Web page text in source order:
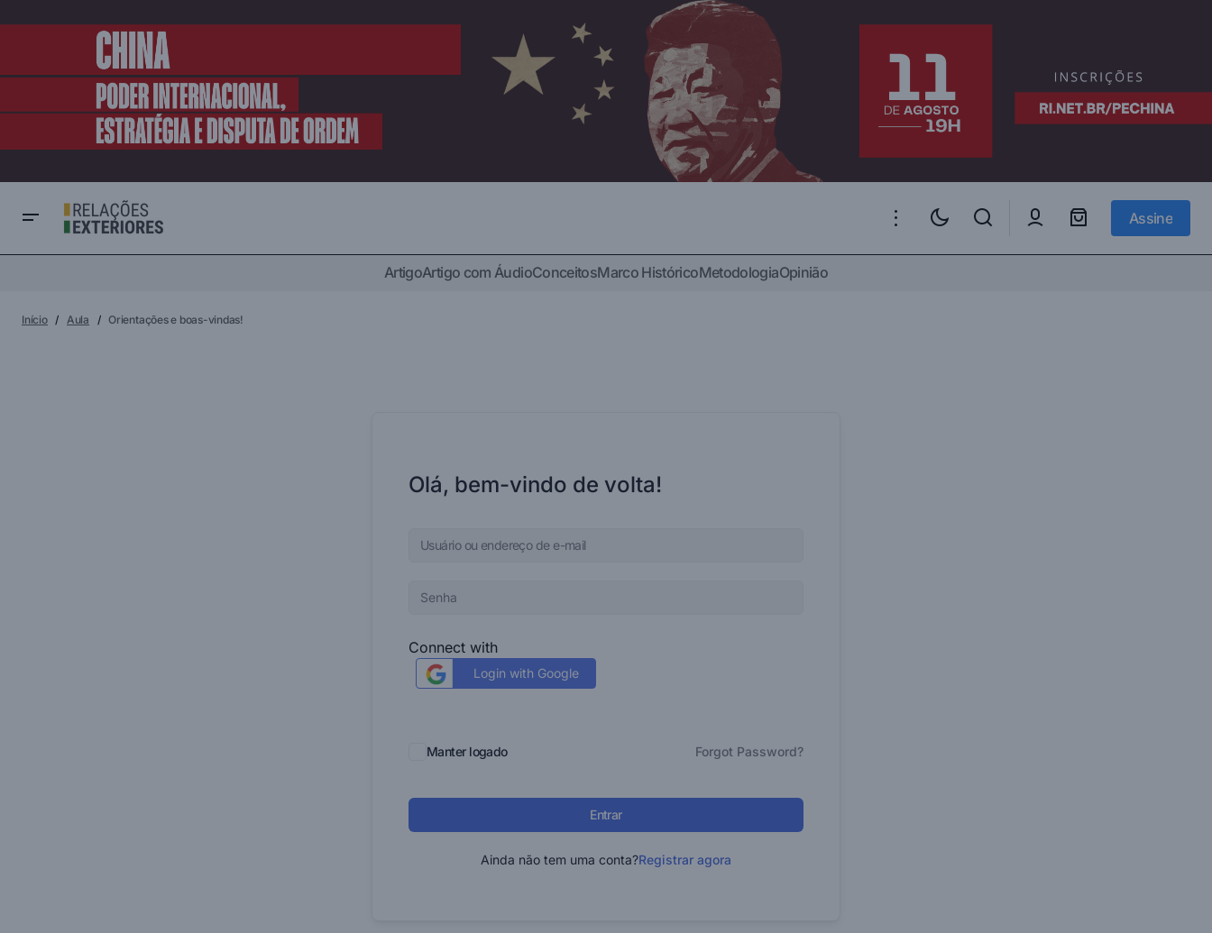
Assine
ArtigoArtigo com ÁudioConceitosMarco HistóricoMetodologiaOpinião
Início Aula Orientações e boas-vindas!
Olá, bem-vindo de volta!
Connect with
Login with Google
Manter logado Forgot Password?
Entrar
Ainda não tem uma conta?Registrar agora